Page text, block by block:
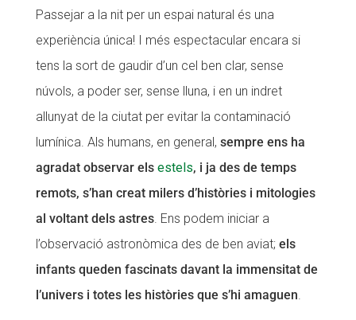
Passejar a la nit per un espai natural és una
experiència única! I més espectacular encara si
tens la sort de gaudir d’un cel ben clar, sense
núvols, a poder ser, sense lluna, i en un indret
allunyat de la ciutat per evitar la contaminació
lumínica. Als humans, en general, sempre ens ha
agradat observar els estels, i ja des de temps
remots, s’han creat milers d’històries i mitologies
al voltant dels astres. Ens podem iniciar a
l’observació astronòmica des de ben aviat; els
infants queden fascinats davant la immensitat de
l’univers i totes les històries que s’hi amaguen.
CONEIX FUNDESPLAI
La Fundació
L'equip
Missió i valors
Els comptes clars
CONEIX FUNDESPLAI
La Fundació
L'equip
Missió i valors
Els comptes clars